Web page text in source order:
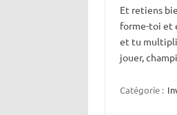
Et retiens
forme-toi et
et tu
jouer,
Catégorie :